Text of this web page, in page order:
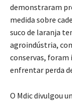
demonstraram
medida sobre
suco de laranja
agroindústria,
conservas, foram
enfrentar perda
O Mdic divulgou